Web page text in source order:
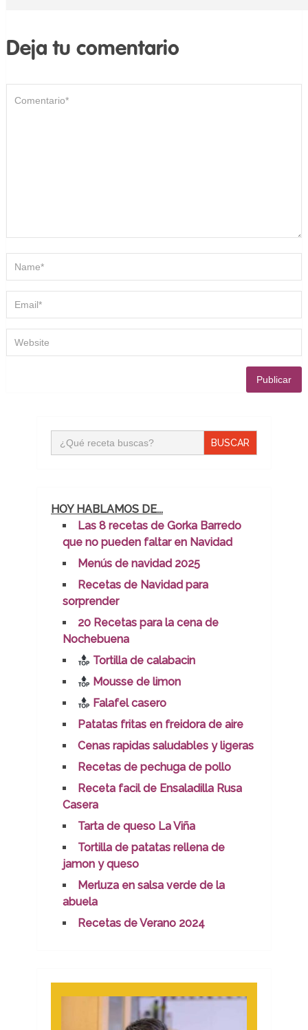
Deja tu comentario
Buscar:
HOY HABLAMOS DE...
Las 8 recetas de Gorka Barredo
que no pueden faltar en Navidad
Menús de navidad 2025
Recetas de Navidad para
sorprender
20 Recetas para la cena de
Nochebuena
Tortilla de calabacin
Mousse de limon
Falafel casero
Patatas fritas en freidora de aire
Cenas rapidas saludables y ligeras
Recetas de pechuga de pollo
Receta facil de Ensaladilla Rusa
Casera
Tarta de queso La Viña
Tortilla de patatas rellena de
jamon y queso
Merluza en salsa verde de la
abuela
Recetas de Verano 2024